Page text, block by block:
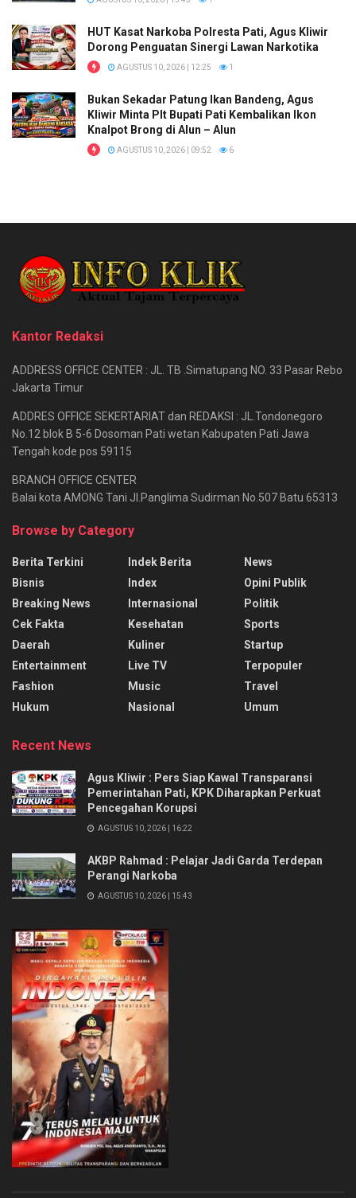
HUT Kasat Narkoba Polresta Pati, Agus Kliwir
Dorong Penguatan Sinergi Lawan Narkotika
AGUSTUS 10, 2026 | 12:25 1
Bukan Sekadar Patung Ikan Bandeng, Agus
Kliwir Minta Plt Bupati Pati Kembalikan Ikon
Knalpot Brong di Alun – Alun
AGUSTUS 10, 2026 | 09:52 6
Kantor Redaksi
ADDRESS OFFICE CENTER : JL. TB .Simatupang NO. 33 Pasar Rebo
Jakarta Timur
ADDRES OFFICE SEKERTARIAT dan REDAKSI : JL.Tondonegoro
No.12 blok B 5-6 Dosoman Pati wetan Kabupaten Pati Jawa
Tengah kode pos 59115
BRANCH OFFICE CENTER
Balai kota AMONG Tani Jl.Panglima Sudirman No.507 Batu 65313
Browse by Category
Berita Terkini
Bisnis
Breaking News
Cek Fakta
Daerah
Entertainment
Fashion
Hukum
Indek Berita
Index
Internasional
Kesehatan
Kuliner
Live TV
Music
Nasional
News
Opini Publik
Politik
Sports
Startup
Terpopuler
Travel
Umum
Recent News
Agus Kliwir : Pers Siap Kawal Transparansi
Pemerintahan Pati, KPK Diharapkan Perkuat
Pencegahan Korupsi
AGUSTUS 10, 2026 | 16:22
AKBP Rahmad : Pelajar Jadi Garda Terdepan
Perangi Narkoba
AGUSTUS 10, 2026 | 15:43